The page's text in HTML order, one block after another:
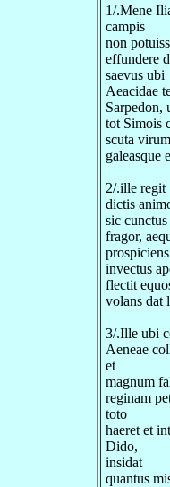
1/.Mene
campis
non
effundere
saevus ubi
Aeacidae
Sarpedon,
tot Simois
scuta virum
galeasque
2/.ille regit
dictis
sic
fragor,
invectus
flectit
volans dat
3/.Ille ubi
Aeneae
et
magnum
reginam
toto
haeret et
Dido,
insidat
quantus